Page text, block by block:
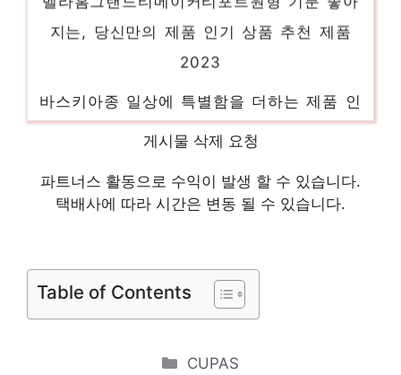
바스키아종 일상에 특별함을 더하는 제품 인
기 상품 추천 제품 2023
전북현대 편안함을 찾는 당신을 위해 인기 상
품 추천 제품 2023
트루바이타민 다가오는 여름, 시원하게! 인기
부고답례문자 눈부신 스타일, 당신을 위해 인
기 상품 추천 제품 2023
게시물 삭제 요청
파트너스 활동으로 수익이 발생 할 수 있습니다.
택배사에 따라 시간은 변동 될 수 있습니다.
Table of Contents
Categories
CUPAS